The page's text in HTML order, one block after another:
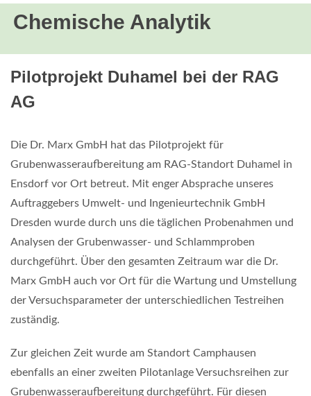
Chemische Analytik
Pilotprojekt Duhamel bei der RAG
AG
Die Dr. Marx GmbH hat das Pilotprojekt für
Grubenwasseraufbereitung am RAG-Standort Duhamel in
Ensdorf vor Ort betreut. Mit enger Absprache unseres
Auftraggebers Umwelt- und Ingenieurtechnik GmbH
Dresden wurde durch uns die täglichen Probenahmen und
Analysen der Grubenwasser- und Schlammproben
durchgeführt. Über den gesamten Zeitraum war die Dr.
Marx GmbH auch vor Ort für die Wartung und Umstellung
der Versuchsparameter der unterschiedlichen Testreihen
zuständig.
Zur gleichen Zeit wurde am Standort Camphausen
ebenfalls an einer zweiten Pilotanlage Versuchsreihen zur
Grubenwasseraufbereitung durchgeführt. Für diesen